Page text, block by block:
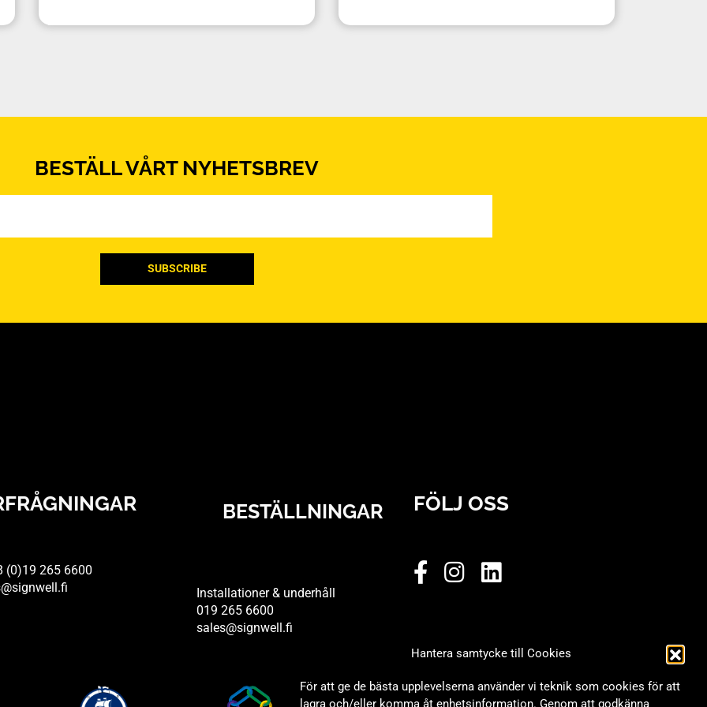
Hantera samtycke till Cookies
För att ge de bästa upplevelserna använder vi teknik som cookies för att
lagra och/eller komma åt enhetsinformation. Genom att godkänna
BESTÄLL VÅRT NYHETSBREV
(0)19 265 6600
BESTÄLLNINGAR
Installationer & underhåll
019 265 6600
sales@signwell.fi
FÖLJ OSS